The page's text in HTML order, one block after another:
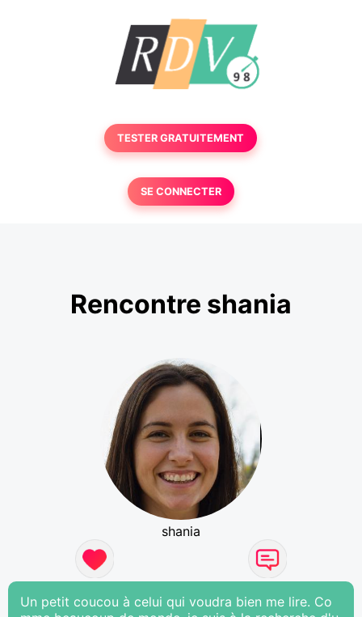
TESTER GRATUITEMENT
SE CONNECTER
Rencontre shania
shania
Un petit coucou à celui qui voudra bien me lire. Co